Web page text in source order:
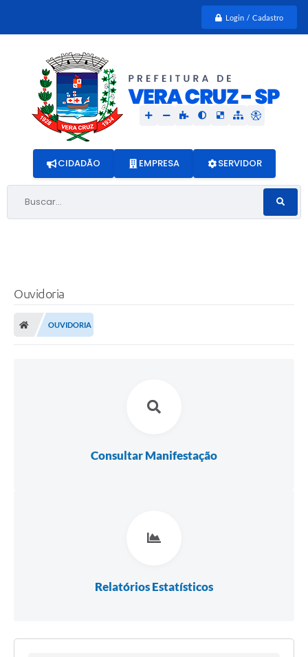
Login / Cadastro
Buscar...
CIDADÃO EMPRESA SERVIDOR
Ouvidoria
OUVIDORIA
Consultar Manifestação
Relatórios Estatísticos